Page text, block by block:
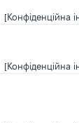
[Конфіденційна
[Конфіденційна